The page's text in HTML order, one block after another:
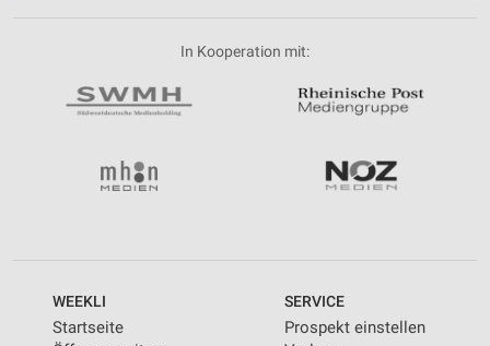
In Kooperation mit:
WEEKLI
Startseite
SERVICE
Prospekt einstellen